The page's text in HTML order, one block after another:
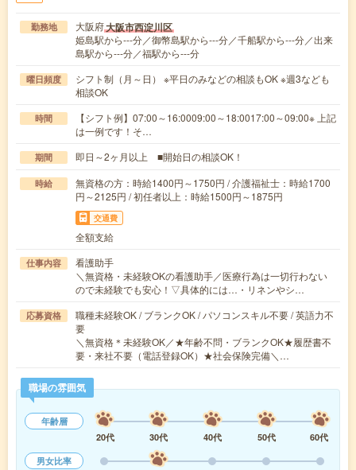
勤務地 大阪府大阪市西淀川区
姫島駅から---分／御幣島駅から---分／千船駅から---分／出来
島駅から---分／福駅から---分
曜日頻度
シフト制（月～日） ※平日のみなどの相談もOK ※週3なども
相談OK
時間
【シフト例】07:00～16:0009:00～18:0017:00～09:00※ 上記
は一例です！そ…
期間 即日～2ヶ月以上 ■開始日の相談OK！
時給
無資格の方：時給1400円～1750円 / 介護福祉士：時給1700
円～2125円 / 初任者以上：時給1500円～1875円
交通費
全額支給
仕事内容
看護助手
＼無資格・未経験OKの看護助手／医療行為は一切行わない
ので未経験でも安心！▽具体的には…・リネンやシ…
応募資格
職種未経験OK / ブランクOK / パソコンスキル不要 / 英語力不
要
＼無資格＊未経験OK／★年齢不問・ブランクOK★履歴書不
要・来社不要（電話登録OK）★社会保険完備＼…
職場の雰囲気
年齢層
20代
30代 40代 50代
60代
男女比率